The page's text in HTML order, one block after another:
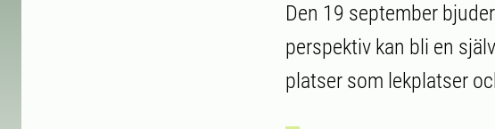
Den 19 september
perspektiv kan bli en
platser som lekplatser